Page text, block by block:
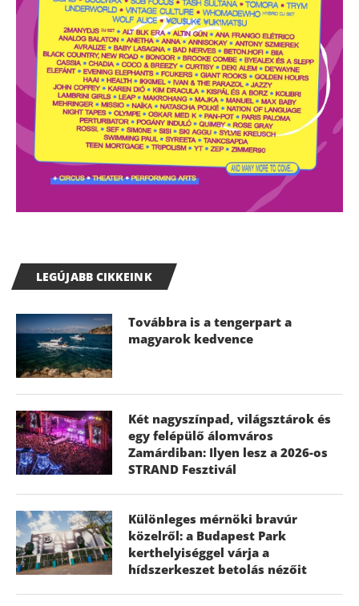
LEGÚJABB CIKKEINK
Továbbra is a tengerpart a
magyarok kedvence
Két nagyszínpad, világsztárok és
egy felépülő álomváros
Zamárdiban: Ilyen lesz a 2026-os
STRAND Fesztivál
Különleges mérnöki bravúr
közelről: a Budapest Park
kerthelyiséggel várja a
hídszerkeszet betolás nézőit